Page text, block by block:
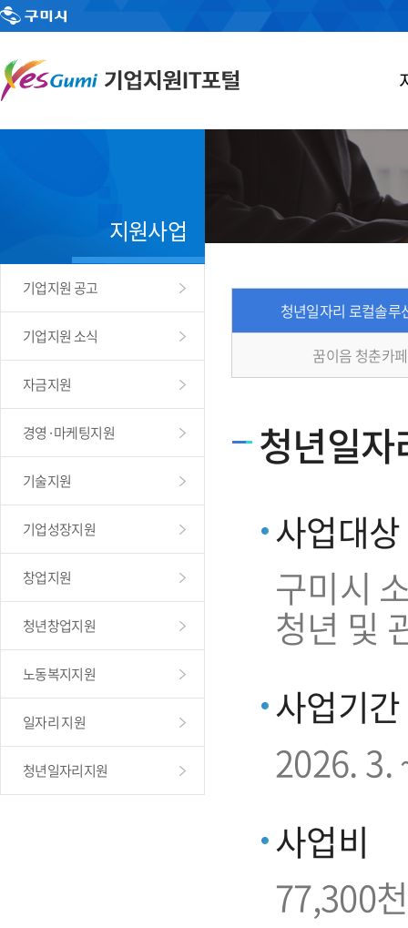
지원사업
기업지원 공고
기업지원 소식
자금지원
경영·마케팅지원
기술지원
기업성장지원
창업지원
청년창업지원
노동복지지원
일자리 지원
청년일자리지원
청년일자리 로컬솔루
꿈이음 청춘카
청년일
사업대상
구미시
청년 및
사업기간
2026. 3.
사업비
77,300